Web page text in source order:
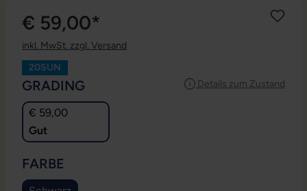
€ 59,00*
inkl. MwSt. zzgl. Versand
20SUN
Details zum Zustand
GRADING
€ 59,00
Gut
FARBE